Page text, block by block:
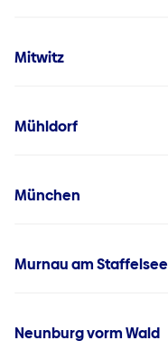
Mitwitz
Mühldorf
München
Murnau am Staffelsee
Neunburg vorm Wald